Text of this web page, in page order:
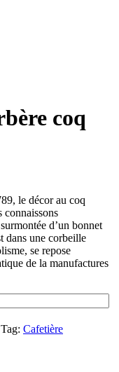
coq
le décor au coq
connaissons
d’un bonnet
dans une corbeille
se repose
de la manufactures
Tag: Cafetière